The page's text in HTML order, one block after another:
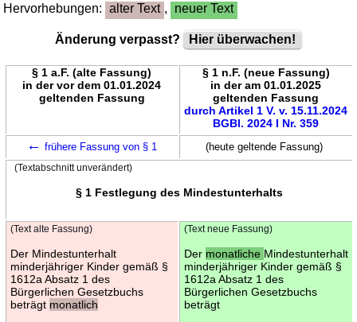
Hervorhebungen: alter Text , neuer Text
Änderung verpasst? Hier überwachen!
§ 1 a.F. (alte Fassung)
in der vor dem 01.01.2024
geltenden Fassung
§ 1 n.F. (neue Fassung)
in der am 01.01.2025
geltenden Fassung
durch Artikel 1 V. v. 15.11.2024
BGBl. 2024 I Nr. 359
← frühere Fassung von § 1 (heute geltende Fassung)
(Textabschnitt unverändert)
§ 1 Festlegung des Mindestunterhalts
(Text alte Fassung)
Der Mindestunterhalt
minderjähriger Kinder gemäß §
1612a Absatz 1 des
Bürgerlichen Gesetzbuchs
beträgt monatlich
(Text neue Fassung)
Der monatliche Mindestunterhalt
minderjähriger Kinder gemäß §
1612a Absatz 1 des
Bürgerlichen Gesetzbuchs
beträgt